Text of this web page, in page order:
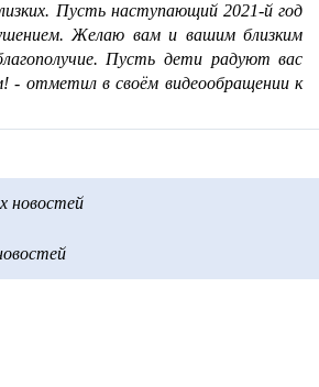
Пусть наступающий 2021-й год
Желаю вам и вашим близким
Пусть дети радуют вас
отметил в своём видеообращении к
новостей